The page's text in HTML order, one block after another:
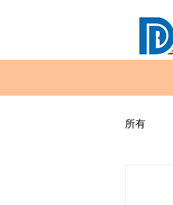
所有